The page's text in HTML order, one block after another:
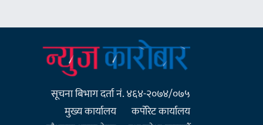
सूचना बिभाग दर्ता नं. ४६४-२०७४/०७५
मुख्य कार्यालय
कर्पाेरेट कार्यालय